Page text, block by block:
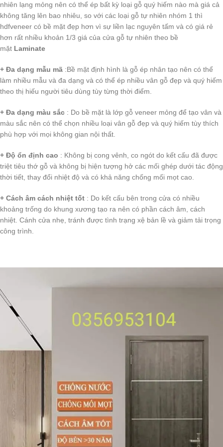
nhiên lạng mỏng nên có thể ép bất kỳ loại gỗ quý hiếm nào mà giá cả
không tăng lên bao nhiêu, so với các loại gỗ tự nhiên nhóm 1 thì
hdfveneer có bề mặt đẹp hơn vì sự liền lạc nguyên tấm và có giá rẻ
hơn rất nhiều khoản 1/3 giá của cửa gỗ tự nhiên theo bề
mặt Laminate
+ Đa dạng mẫu mã :Bề mặt định hình là gỗ ép nhân tạo nên có thể
làm nhiều mẫu và đa dạng và có thể ép nhiều vân gỗ đẹp và quý hiếm
theo thị hiếu người tiêu dùng tùy từng thời điểm.
+ Đa dạng màu sắc : Do bề mặt là lớp gỗ veneer mỏng để tạo vân và
màu sắc nên có thể chọn nhiều loại vân gỗ đẹp và quý hiếm tùy thích
phù hợp với mọi không gian nội thất.
+ Độ ổn định cao : Không bị cong vênh, co ngót do kết cấu đã được
triệt tiêu thớ gỗ và không bị hiện tượng hở các mối ghép dưới tác động
thời tiết, thay đổi nhiệt độ và có khả năng chống mối mọt cao.
+ Cách âm cách nhiệt tốt : Do kết cấu bên trong cửa có nhiều
khoảng trống do khung xương tạo ra nên có phần cách âm, cách
nhiệt. Cánh cửa nhẹ, tránh được tình trạng xệ bản lề và giảm tải trọng
công trình.